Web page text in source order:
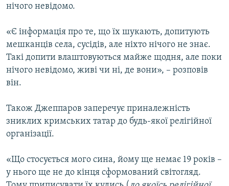
нічого невідомо.
«Є інформація про те, що їх шукають, допитують
мешканців села, сусідів, але ніхто нічого не знає.
Такі допити влаштовуються майже щодня, але поки
нічого невідомо, живі чи ні, де вони», – розповів
він.
Також Джеппаров заперечує приналежність
зниклих кримських татар до будь-якої релігійної
організації.
«Що стосується мого сина, йому ще немає 19 років –
у нього ще не до кінця сформований світогляд.